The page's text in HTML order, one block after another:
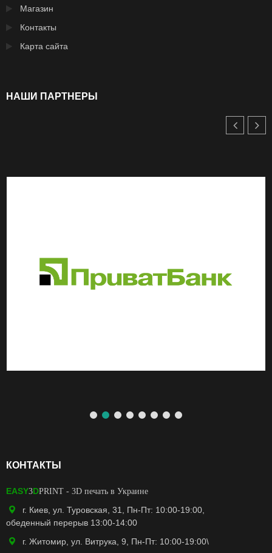
Магазин
Контакты
Карта сайта
НАШИ ПАРТНЕРЫ
КОНТАКТЫ
EASY3DPRINT - 3D печать в Украине
г. Киев, ул. Туровская, 31, Пн-Пт: 10:00-19:00,
обеденный перерыв 13:00-14:00
г. Житомир, ул. Витрука, 9, Пн-Пт: 10:00-19:00\